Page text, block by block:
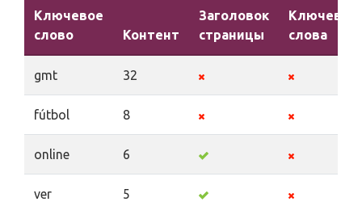
Ключевое
слово
Контент
Заголовок
страницы
Ключевые
слова
gmt 32
fútbol 8
online 6
ver 5